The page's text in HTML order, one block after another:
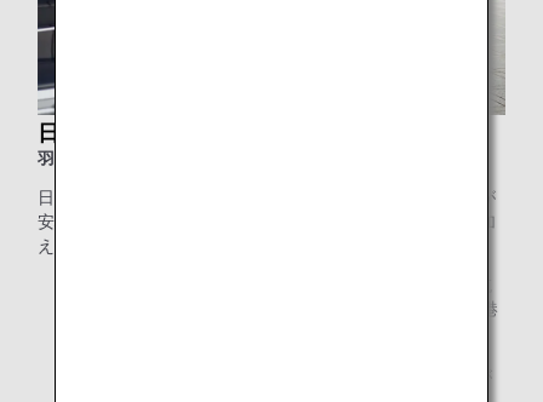
日本交通サポートタクシー
羽田空港をご利用のお客様
日本交通のサポートタクシーをご利用いただくと、お客様が
安心してご利用できるよう経験豊富なドライバーが送迎に加
え、空港内の付き添いサービスを承ります。
便、および帯広空港・北九州空港・壱岐空港・羽田空港